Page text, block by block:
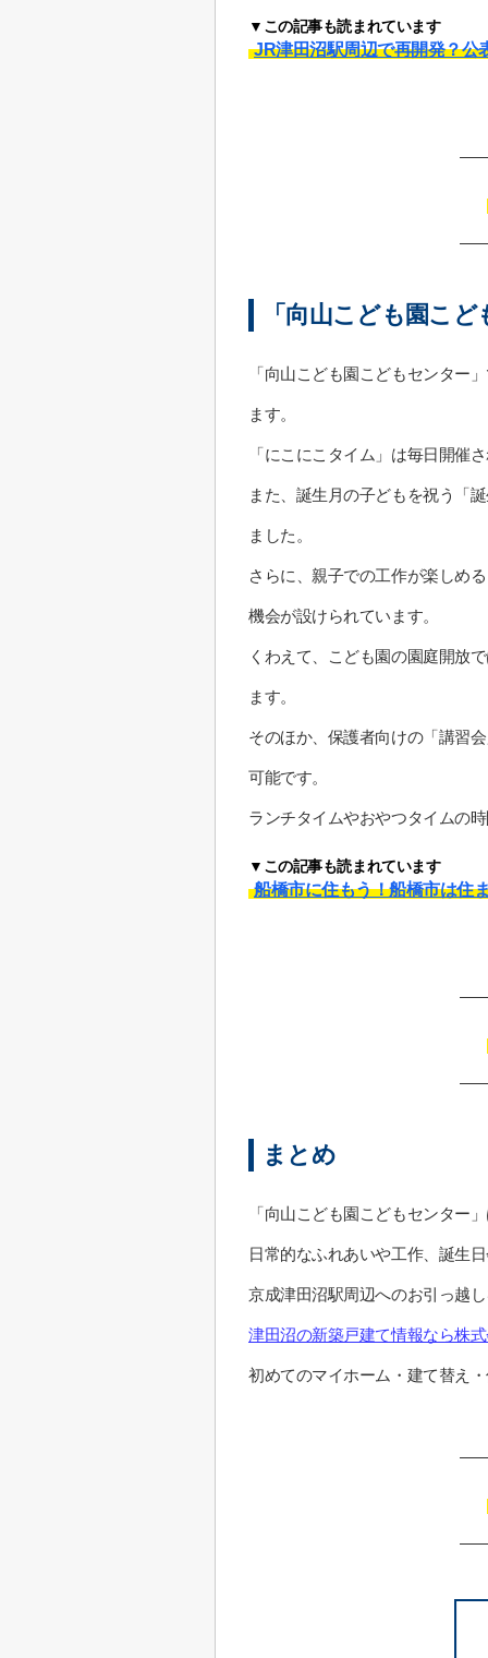
▼この記事も読まれています
JR津田沼駅周辺で再開発？公
「向山こども園こ
「向山こども園こどもセンター
ます。
「にこにこタイム」は毎日開催
また、誕生月の子どもを祝う「
ました。
さらに、親子での工作が楽しめ
機会が設けられています。
くわえて、こども園の園庭開放
ます。
そのほか、保護者向けの「講習
可能です。
ランチタイムやおやつタイムの
▼この記事も読まれています
船橋市に住もう！船橋市は住
まとめ
「向山こども園こどもセンター
日常的なふれあいや工作、誕生
京成津田沼駅周辺へのお引っ越
津田沼の新築戸建て情報なら株
初めてのマイホーム・建て替え